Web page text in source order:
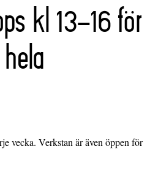
kl 13-16 för
vecka. Verkstan är även öppen för